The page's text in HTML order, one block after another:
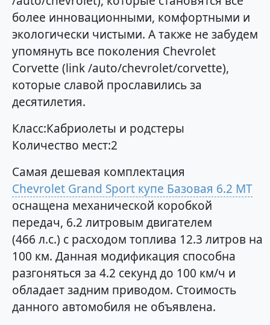
более инновационными, комфортными и
экологически чистыми. А также не забудем
упомянуть все поколения Chevrolet
Corvette (link /auto/chevrolet/corvette),
которые славой прославились за
десятилетия.
Класс:Кабриолеты и родстеры
Количество мест:2
Самая дешевая комплектация
Chevrolet Grand Sport купе Базовая 6.2 MT
оснащена механической коробкой
передач, 6.2 литровым двигателем
(466 л.с.) с расходом топлива 12.3 литров на
100 км. Данная модификация способна
разгоняться за 4.2 секунд до 100 км/ч и
обладает задним приводом. Стоимость
данного автомобиля не объявлена.